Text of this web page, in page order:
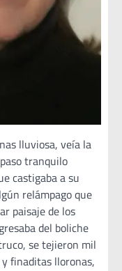
lluviosa, veía la
tranquilo
castigaba a su
relámpago que
paisaje de los
del boliche
se tejieron mil
finaditas lloronas,